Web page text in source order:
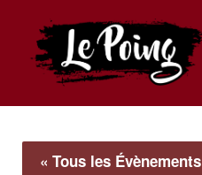
« Tous les Évènements